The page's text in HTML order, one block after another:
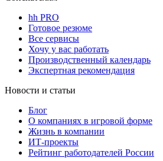
hh PRO
Готовое резюме
Все сервисы
Хочу у вас работать
Производственный календарь
Экспертная рекомендация
Новости и статьи
Блог
О компаниях в игровой форме
Жизнь в компании
ИТ-проекты
Рейтинг работодателей России